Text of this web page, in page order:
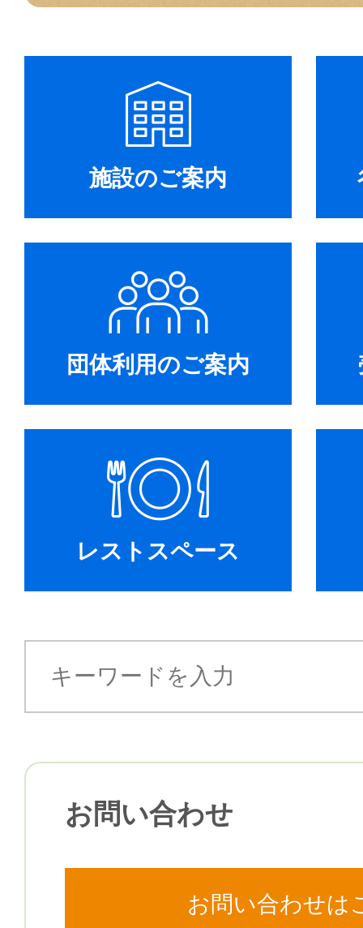
施設のご案内
団体利用のご案内
レストスペース
お問い合わせ
お問い合わせは